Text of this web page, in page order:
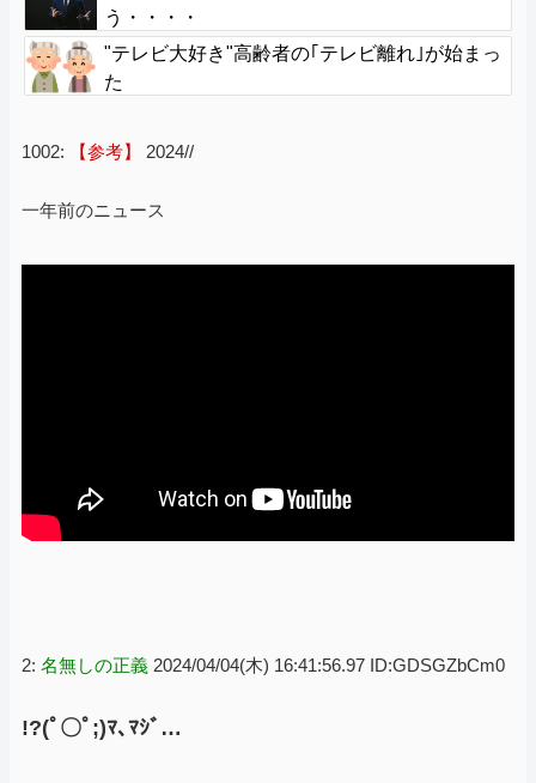
う・・・・
"テレビ大好き"高齢者の｢テレビ離れ｣が始まっ
た
1002: 【参考】 2024//
一年前のニュース
2: 名無しの正義 2024/04/04(木) 16:41:56.97 ID:GDSGZbCm0
!?(ﾟ〇ﾟ;)ﾏ､ﾏｼﾞ…